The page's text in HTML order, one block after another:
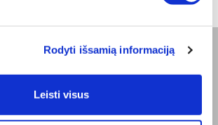
Rodyti išsamią informaciją
Leisti visus